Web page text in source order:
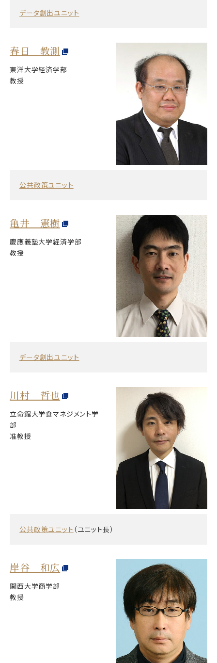
データ創出ユニット
春日 教測
東洋大学経済学部
教授
公共政策ユニット
亀井 憲樹
慶應義塾大学経済学部
教授
データ創出ユニット
川村 哲也
立命館大学食マネジメント学
部
准教授
公共政策ユニット （ユニット長）
岸谷 和広
関西大学商学部
教授